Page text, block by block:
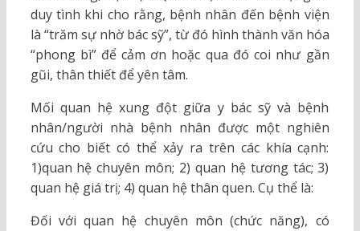
duy tình khi cho rằng, bệnh nhân đến bệnh viện
là “trăm sự nhờ bác sỹ”, từ đó hình thành văn hóa
“phong bì” để cảm ơn hoặc qua đó coi như gần
gũi, thân thiết để yên tâm.
Mối quan hệ xung đột giữa y bác sỹ và bệnh
nhân/người nhà bệnh nhân được một nghiên
cứu cho biết có thể xảy ra trên các khía cạnh:
1)quan hệ chuyên môn; 2) quan hệ tương tác; 3)
quan hệ giá trị; 4) quan hệ thân quen. Cụ thể là:
Đối với quan hệ chuyên môn (chức năng), có